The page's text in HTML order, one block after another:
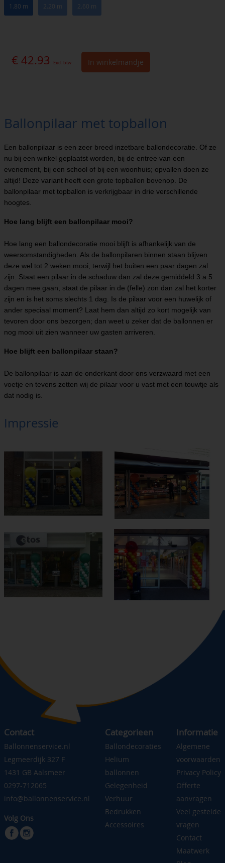
1.80 m 2.20 m 2.60 m
€ 42.93 Excl. btw In winkelmandje
Ballonpilaar met topballon
Een ballonpilaar is een zeer breed inzetbare ballondecoratie. Of ze
nu bij een winkel geplaatst worden, bij de entree van een
evenement, bij een school of bij een woonhuis; opvallen doen ze
altijd! Deze variant heeft een grote topballon bovenop. De
ballonpilaar met topballon is verkrijgbaar in drie verschillende
hoogtes.
Hoe lang blijft een ballonpilaar mooi?
Hoe lang een ballondecoratie mooi blijft is afhankelijk van de
weersomstandigheden. Als de ballonpilaren binnen staan blijven
deze wel tot 2 weken mooi, terwijl het buiten een paar dagen zal
zijn. Staat een pilaar in de schaduw dan zal deze gemiddeld 3 a 5
dagen mee gaan, staat de pilaar in de (felle) zon dan zal het korter
zijn en is het soms slechts 1 dag. Is de pilaar voor een huwelijk of
ander speciaal moment? Laat hem dan altijd zo kort mogelijk van
tevoren door ons bezorgen; dan weet u zeker dat de ballonnen er
nog mooi uit zien wanneer uw gasten arriveren.
Hoe blijft een ballonpilaar staan?
De ballonpilaar is aan de onderkant door ons verzwaard met een
voetje en tevens zetten wij de pilaar voor u vast met een touwtje als
dat nodig is.
Impressie
Contact
Ballonnenservice.nl
Legmeerdijk 327 F
1431 GB Aalsmeer
0297-712065
info@ballonnenservice.nl
Volg Ons
Categorieen
Ballondecoraties
Helium
ballonnen
Gelegenheid
Verhuur
Bedrukken
Accessoires
Informatie
Algemene
voorwaarden
Privacy Policy
Offerte
aanvragen
Veel gestelde
vragen
Contact
Maatwerk